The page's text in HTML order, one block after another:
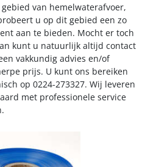
van hemelwaterafvoer,
u op dit gebied een zo
aan te bieden. Mocht er toch
kunt u natuurlijk altijd contact
vakkundig advies en/of
prijs. U kunt ons bereiken
op 0224-273327. Wij leveren
met professionele service